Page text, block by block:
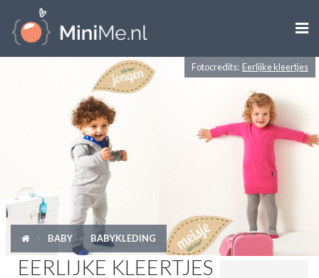

ZWANGER WORDEN
KIND
Fotocredits: Eerlijke kleertjes
BABY BABYKLEDING
EERLIJKE KLEERTJES